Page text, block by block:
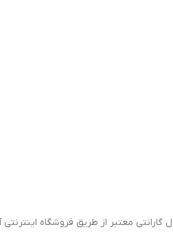
گارانتی معتبر از طریق فروشگاه